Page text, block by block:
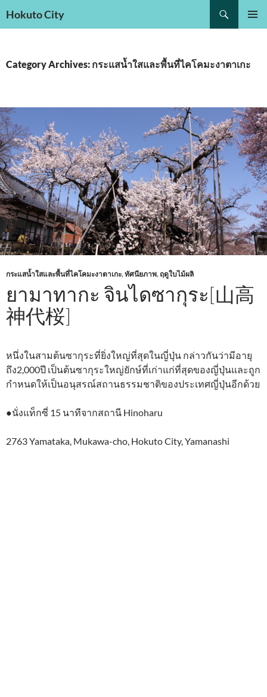
Hokuto City
Category Archives: กระแสน้ำใสและพื้นที่ไคโคมะงาตาเกะ
กระแสน้ำใสและพื้นที่ไคโคมะงาตาเกะ,ทัศนียภาพ,ฤดูใบไม้ผลิ
ยามาทากะ จินไดซากุระ[山高
神代桜]
หนึ่งในสามต้นซากุระที่ยิ่งใหญ่ที่สุดในญี่ปุ่น กล่าวกันว่ามีอายุ
ถึง2,000ปี เป็นต้นซากุระใหญ่ยักษ์ที่เก่าแก่ที่สุดของญี่ปุ่นและถูก
กำหนดให้เป็นอนุสรณ์สถานธรรมชาติของประเทศญี่ปุ่นอีกด้วย
●นั่งแท็กซี่ 15 นาทีจากสถานี Hinoharu
2763 Yamataka, Mukawa-cho, Hokuto City, Yamanashi